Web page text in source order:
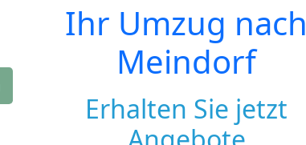
Ihr Umzug nach
Meindorf
Erhalten Sie jetzt